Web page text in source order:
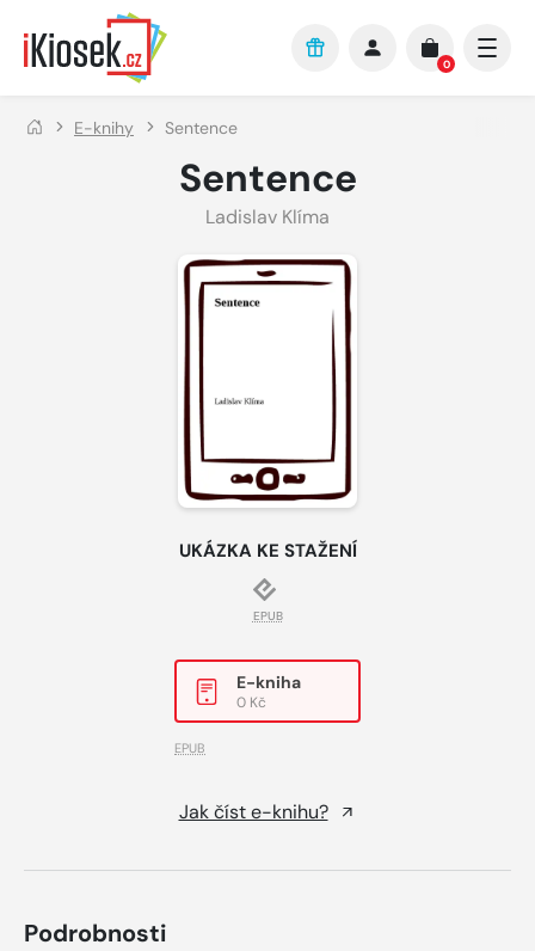
Přejít na hlavní obsah
0
E-knihy Sentence
Sentence
Ladislav Klíma
UKÁZKA KE STAŽENÍ
EPUB
E-kniha
0 Kč
EPUB
Jak číst e-knihu?
Podrobnosti